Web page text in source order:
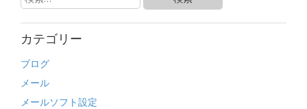
カテゴリー
ブログ
メール
メールソフト設定